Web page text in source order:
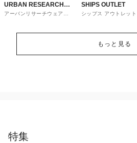
URBAN RESEARCH
ware house
アーバンリサーチウェアハ
SHIPS OUTLET
シップス アウトレット
もっと見る
特集